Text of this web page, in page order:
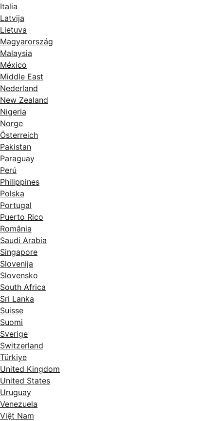
Italia
Latvija
Lietuva
Magyarország
Malaysia
México
Middle East
Nederland
New Zealand
Nigeria
Norge
Österreich
Pakistan
Paraguay
Perú
Philippines
Polska
Portugal
Puerto Rico
România
Saudi Arabia
Singapore
Slovenija
Slovensko
South Africa
Sri Lanka
Suisse
Suomi
Sverige
Switzerland
Türkiye
United Kingdom
United States
Uruguay
Venezuela
Việt Nam